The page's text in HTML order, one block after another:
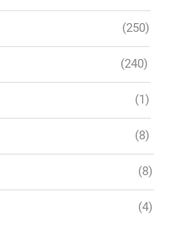
(250)
(240)
(1)
(8)
(8)
(4)